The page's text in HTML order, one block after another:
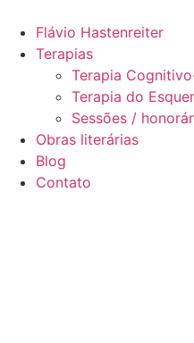
para
conteúdo
Flávio Hastenreiter
Terapias
Terapia
Terapia do
Sessões /
Obras literárias
Blog
Contato